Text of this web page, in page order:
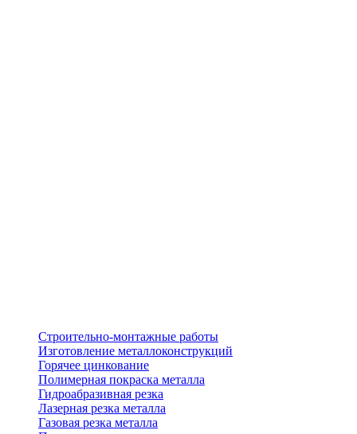
Строительно-монтажные работы
Изготовление металлоконструкций
Горячее цинкование
Полимерная покраска металла
Гидроабразивная резка
Лазерная резка металла
Газовая резка металла